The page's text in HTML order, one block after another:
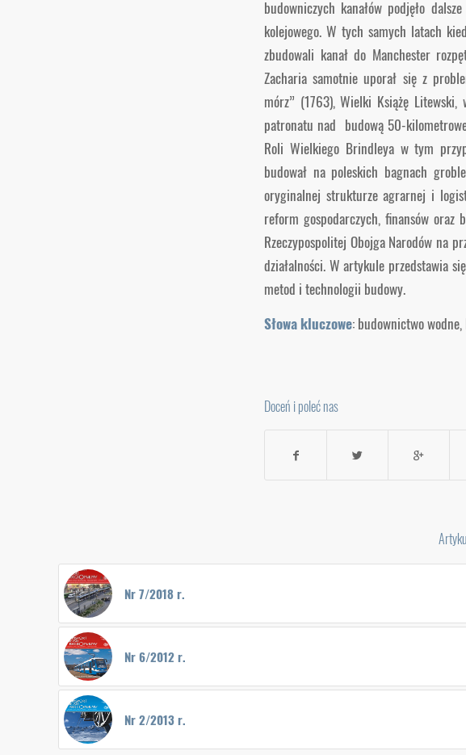
budowniczych kanałów podjęło
kolejowego. W tych samych latach
zbudowali kanał do Manchester
Zacharia samotnie uporał się z
mórz” (1763), Wielki Książę
patronatu nad budową 50-
Roli Wielkiego Brindleya w tym
budował na poleskich bagnach
oryginalnej strukturze agrarnej i
reform gospodarczych, finansów
Rzeczypospolitej Obojga Narodów na
działalności. W artykule przedstawia
metod i technologii budowy.
Słowa kluczowe: budownictwo
Doceń i poleć nas
Nr 7/2018 r.
Nr 6/2012 r.
Nr 2/2013 r.